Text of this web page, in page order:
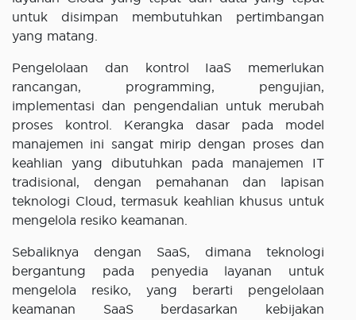
untuk disimpan membutuhkan pertimbangan
yang matang.
Pengelolaan dan kontrol IaaS memerlukan
rancangan, programming, pengujian,
implementasi dan pengendalian untuk merubah
proses kontrol. Kerangka dasar pada model
manajemen ini sangat mirip dengan proses dan
keahlian yang dibutuhkan pada manajemen IT
tradisional, dengan pemahanan dan lapisan
teknologi Cloud, termasuk keahlian khusus untuk
mengelola resiko keamanan.
Sebaliknya dengan SaaS, dimana teknologi
bergantung pada penyedia layanan untuk
mengelola resiko, yang berarti pengelolaan
keamanan SaaS berdasarkan kebijakan